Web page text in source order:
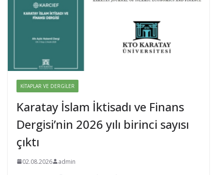
KITAPLAR VE DERGILER
Karatay İslam İktisadı ve Finans
Dergisi’nin 2026 yılı birinci sayısı
çıktı
02.08.2026 admin